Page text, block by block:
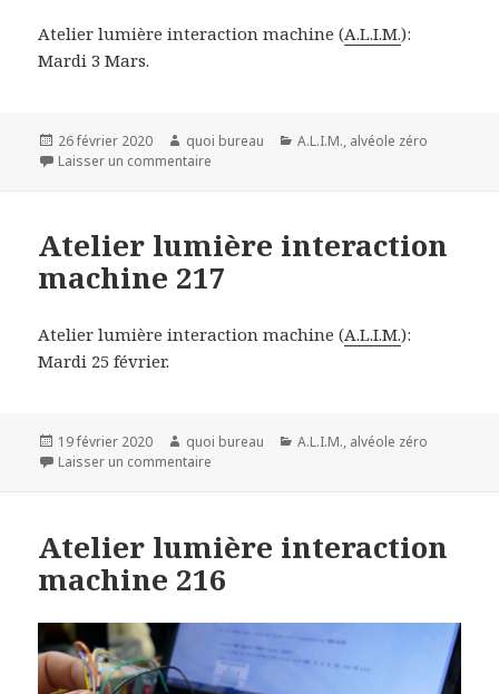
Atelier lumière interaction machine (A.L.I.M.):
Mardi 3 Mars.
Publié
le
26 février 2020 Auteur
quoi bureau Catégories
A.L.I.M., alvéole zéro
Laisser un commentaire
Atelier lumière interaction
machine 217
Atelier lumière interaction machine (A.L.I.M.):
Mardi 25 février.
Publié
le
19 février 2020 Auteur
quoi bureau Catégories
A.L.I.M., alvéole zéro
Laisser un commentaire
Atelier lumière interaction
machine 216